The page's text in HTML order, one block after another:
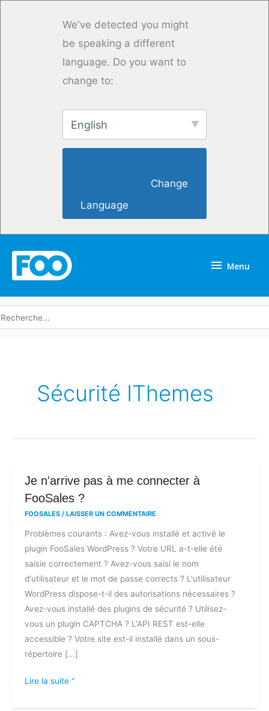
We've detected you might
be speaking a different
language. Do you want to
change to:
English
Language
Menu
Sécurité IThemes
Je n'arrive pas à me connecter à
FooSales ?
FOOSALES / LAISSER UN COMMENTAIRE
Problèmes courants : Avez-vous installé et activé le
plugin FooSales WordPress ? Votre URL a-t-elle été
saisie correctement ? Avez-vous saisi le nom
d'utilisateur et le mot de passe corrects ? L'utilisateur
WordPress dispose-t-il des autorisations nécessaires ?
Avez-vous installé des plugins de sécurité ? Utilisez-
vous un plugin CAPTCHA ? L'API REST est-elle
accessible ? Votre site est-il installé dans un sous-
répertoire [...]
Je
n'arrive
me
connecter
à
FooSales
?
Lire la suite "